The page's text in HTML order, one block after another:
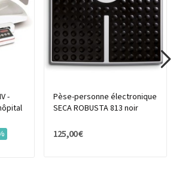
-
Pèse-personne électronique
SECA ROBUSTA 813 noir
125,00 €